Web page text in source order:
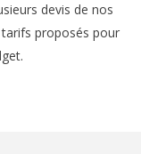
devis de nos
proposés pour